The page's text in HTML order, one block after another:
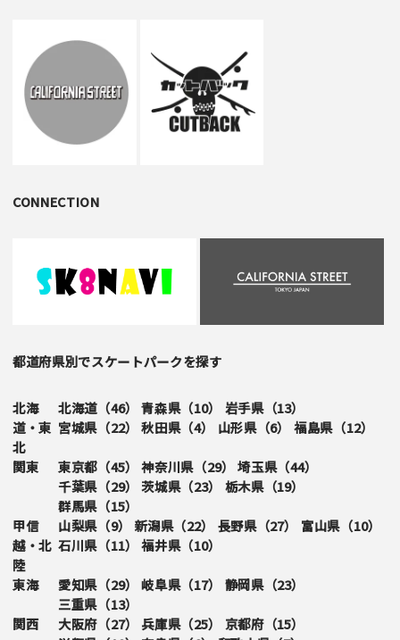
CONNECTION
都道府県別でスケートパークを探す
北海
道・東
北
北海道（46） 青森県（10） 岩手県（13）
宮城県（22） 秋田県（4） 山形県（6） 福島県（12）
関東 東京都（45） 神奈川県（29） 埼玉県（44）
千葉県（29） 茨城県（23） 栃木県（19）
群馬県（15）
甲信
越・北
陸
山梨県（9） 新潟県（22） 長野県（27） 富山県（10）
石川県（11） 福井県（10）
東海 愛知県（29） 岐阜県（17） 静岡県（23）
三重県（13）
関西
大阪府（27） 兵庫県（25） 京都府（15）